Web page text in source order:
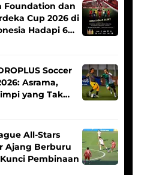
Foundation dan
Cup 2026 di
Hadapi 6
Soccer
Asrama,
yang Tak
All-Stars
Ajang Berburu
Pembinaan